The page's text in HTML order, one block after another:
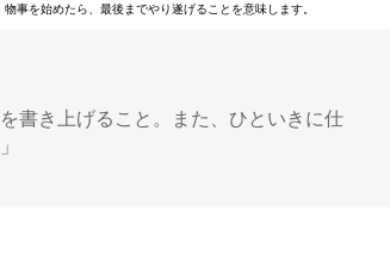
物事を始めたら、最後までやり遂げることを意味します。
書き上げること。また、ひといきに仕